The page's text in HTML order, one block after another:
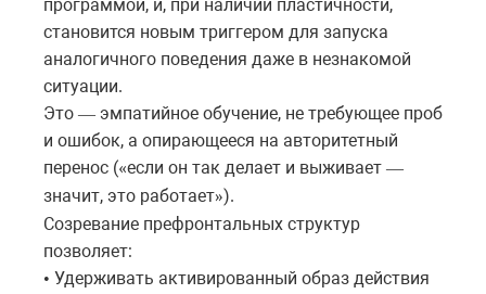
программой, и, при наличии пластичности,
становится новым триггером для запуска
аналогичного поведения даже в незнакомой
ситуации.
Это — эмпатийное обучение, не требующее проб
и ошибок, а опирающееся на авторитетный
перенос («если он так делает и выживает —
значит, это работает»).
Созревание префронтальных структур
позволяет:
• Удерживать активированный образ действия